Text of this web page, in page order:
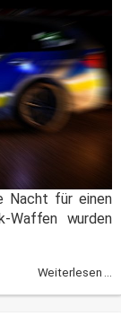
Nacht für einen
Waffen wurden
Weiterlesen ...